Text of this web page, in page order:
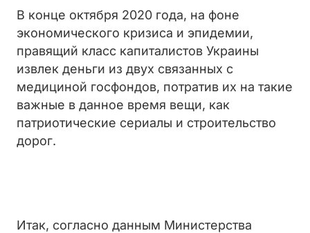
В конце октября 2020 года, на фоне
экономического кризиса и эпидемии,
правящий класс капиталистов Украины
извлек деньги из двух связанных с
медициной госфондов, потратив их на такие
важные в данное время вещи, как
патриотические сериалы и строительство
дорог.
Итак, согласно данным Министерства